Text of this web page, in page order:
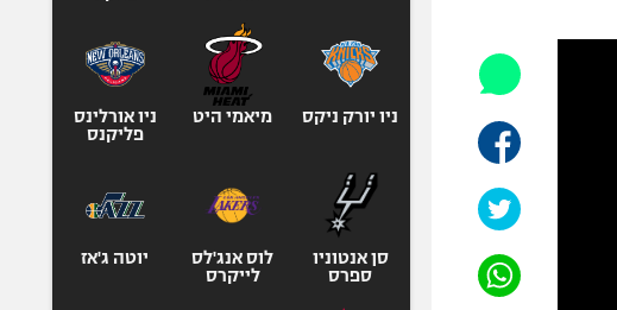
אופניים
ספורט מוטורי
כדורמים
בייסבול MLB
ספורט אתגרי
אומנויות לחימה
ניו יורק ניקס מיאמי היט
ניו אורלינס
פליקנס
סן אנטוניו
ספרס
לוס אנג'לס
לייקרס
יוטה ג'אז